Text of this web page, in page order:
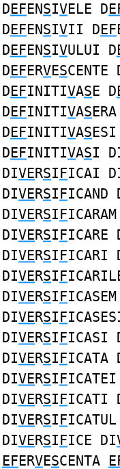
DEFENSIVELE D
DEFENSIVII DEF
DEFENSIVULUI D
DEFERVESCENTE
DEFINITIVASE D
DEFINITIVAS
DEFINITIVAS
DEFINITIVASI
DIVERSIFICAI
DIVERSIFICAND
DIVERSIF
DIVERSIFICARE
DIVERSIFICARI
DIVERSIF
DIVERSIF
DIVERSIF
DIVERSIFICASI
DIVERSIFICATA
DIVERSIF
DIVERSIFICATI
DIVERSIF
DIVERSIFICE DI
EFERVESCENTA